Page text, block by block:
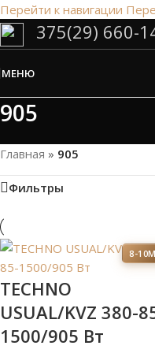
Перейти к навигации
Сэкономим
Рассчитаем мощность
375(29) 660-
МЕНЮ
905
Главная » 905
Фильтры
8-
TECHNO
USUAL/KVZ 380-
1500/905 Вт